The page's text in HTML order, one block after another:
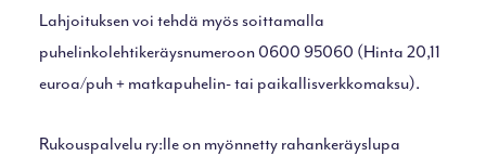
Lahjoituksen voi tehdä myös soittamalla
puhelinkolehtikeräysnumeroon 0600 95060 (Hinta 20,11
euroa/puh + matkapuhelin- tai paikallisverkkomaksu).
Rukouspalvelu ry:lle on myönnetty rahankeräyslupa